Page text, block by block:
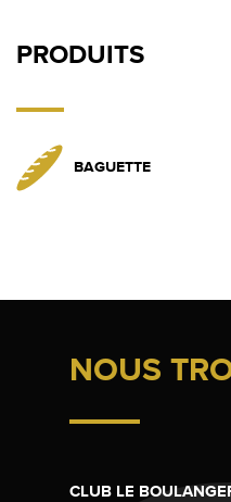
PRODUITS
BAGUETTE
NOUS
CLUB LE